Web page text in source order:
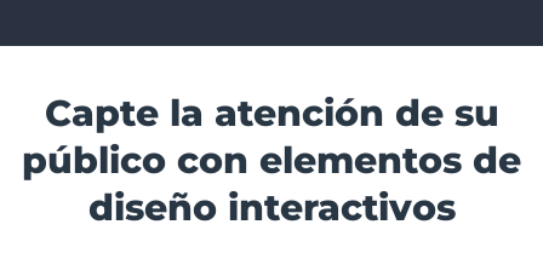
Capte la atención de su
público con elementos de
diseño interactivos